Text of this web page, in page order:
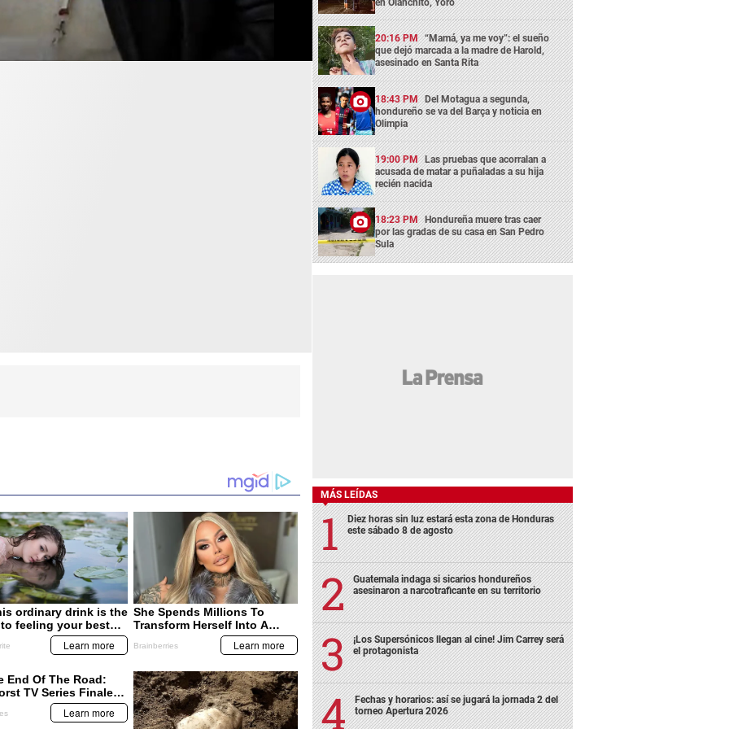
en Olanchito, Yoro
20:16 PM “Mamá, ya me voy”: el sueño
que dejó marcada a la madre de Harold,
asesinado en Santa Rita
18:43 PM Del Motagua a segunda,
hondureño se va del Barça y noticia en
Olimpia
19:00 PM Las pruebas que acorralan a
acusada de matar a puñaladas a su hija
recién nacida
18:23 PM Hondureña muere tras caer
por las gradas de su casa en San Pedro
Sula
MÁS LEÍDAS
Diez horas sin luz estará esta zona de Honduras
este sábado 8 de agosto
Guatemala indaga si sicarios hondureños
asesinaron a narcotraficante en su territorio
¡Los Supersónicos llegan al cine! Jim Carrey será
el protagonista
Fechas y horarios: así se jugará la jornada 2 del
torneo Apertura 2026